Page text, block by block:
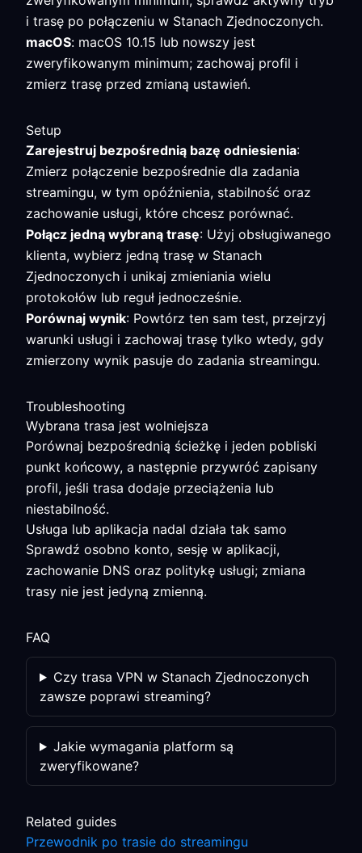
i trasę po połączeniu w Stanach Zjednoczonych.
macOS: macOS 10.15 lub nowszy jest
zweryfikowanym minimum; zachowaj profil i
zmierz trasę przed zmianą ustawień.
Setup
Zarejestruj bezpośrednią bazę odniesienia:
Zmierz połączenie bezpośrednie dla zadania
streamingu, w tym opóźnienia, stabilność oraz
zachowanie usługi, które chcesz porównać.
Połącz jedną wybraną trasę: Użyj obsługiwanego
klienta, wybierz jedną trasę w Stanach
Zjednoczonych i unikaj zmieniania wielu
protokołów lub reguł jednocześnie.
Porównaj wynik: Powtórz ten sam test, przejrzyj
warunki usługi i zachowaj trasę tylko wtedy, gdy
zmierzony wynik pasuje do zadania streamingu.
Troubleshooting
Wybrana trasa jest wolniejsza
Porównaj bezpośrednią ścieżkę i jeden pobliski
punkt końcowy, a następnie przywróć zapisany
profil, jeśli trasa dodaje przeciążenia lub
niestabilność.
Usługa lub aplikacja nadal działa tak samo
Sprawdź osobno konto, sesję w aplikacji,
zachowanie DNS oraz politykę usługi; zmiana
trasy nie jest jedyną zmienną.
FAQ
Czy trasa VPN w Stanach Zjednoczonych
zawsze poprawi streaming?
Jakie wymagania platform są
zweryfikowane?
Related guides
Przewodnik po trasie do streamingu